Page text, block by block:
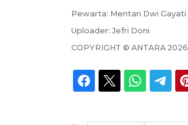
Pewarta: Mentari Dwi Gayati
Uploader: Jefri Doni
COPYRIGHT © ANTARA 2026